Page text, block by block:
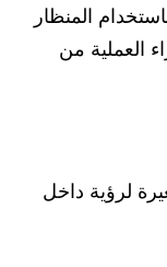
المنظار
العملية من
لرؤية داخل